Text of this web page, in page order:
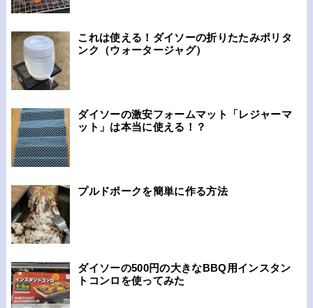
これは使える！ダイソーの折りたたみポリタ
ンク（ウォータージャグ）
ダイソーの激安フォームマット「レジャーマ
ット」は本当に使える！？
プルドポークを簡単に作る方法
ダイソーの500円の大きなBBQ用インスタン
トコンロを使ってみた